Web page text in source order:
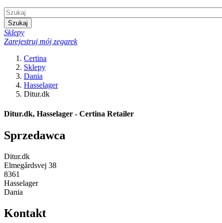
Szukaj
Sklepy
Zarejestruj mój zegarek
Certina
Sklepy
Dania
Hasselager
Ditur.dk
Ditur.dk, Hasselager - Certina Retailer
Sprzedawca
Ditur.dk
Elmegårdsvej 38
8361
Hasselager
Dania
Kontakt